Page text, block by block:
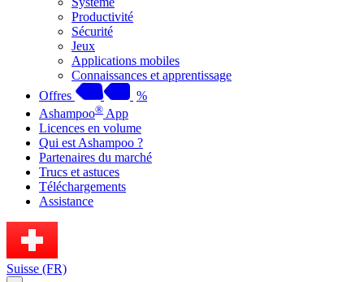
Productivité
Sécurité
Jeux
Applications mobiles
Connaissances et apprentissage
Offres
%
Ashampoo® App
Licences en volume
Qui est Ashampoo ?
Partenaires du marché
Trucs et astuces
Téléchargements
Assistance
Suisse (FR)